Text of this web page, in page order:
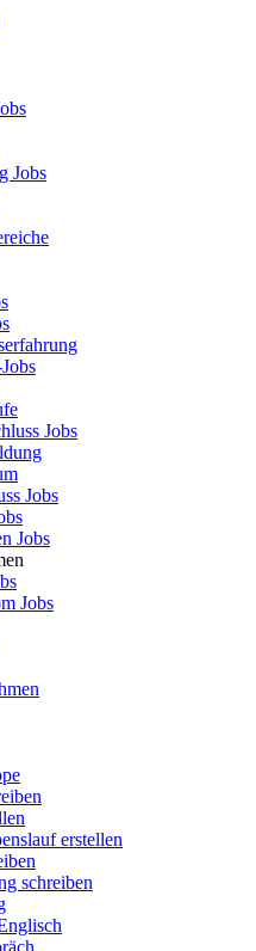
Jobs
Jobs
Jobs
Jobs
Jobs
erstellen
schreiben